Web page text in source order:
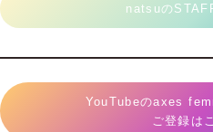
natsuの
YouTubeのaxes
ご登録は